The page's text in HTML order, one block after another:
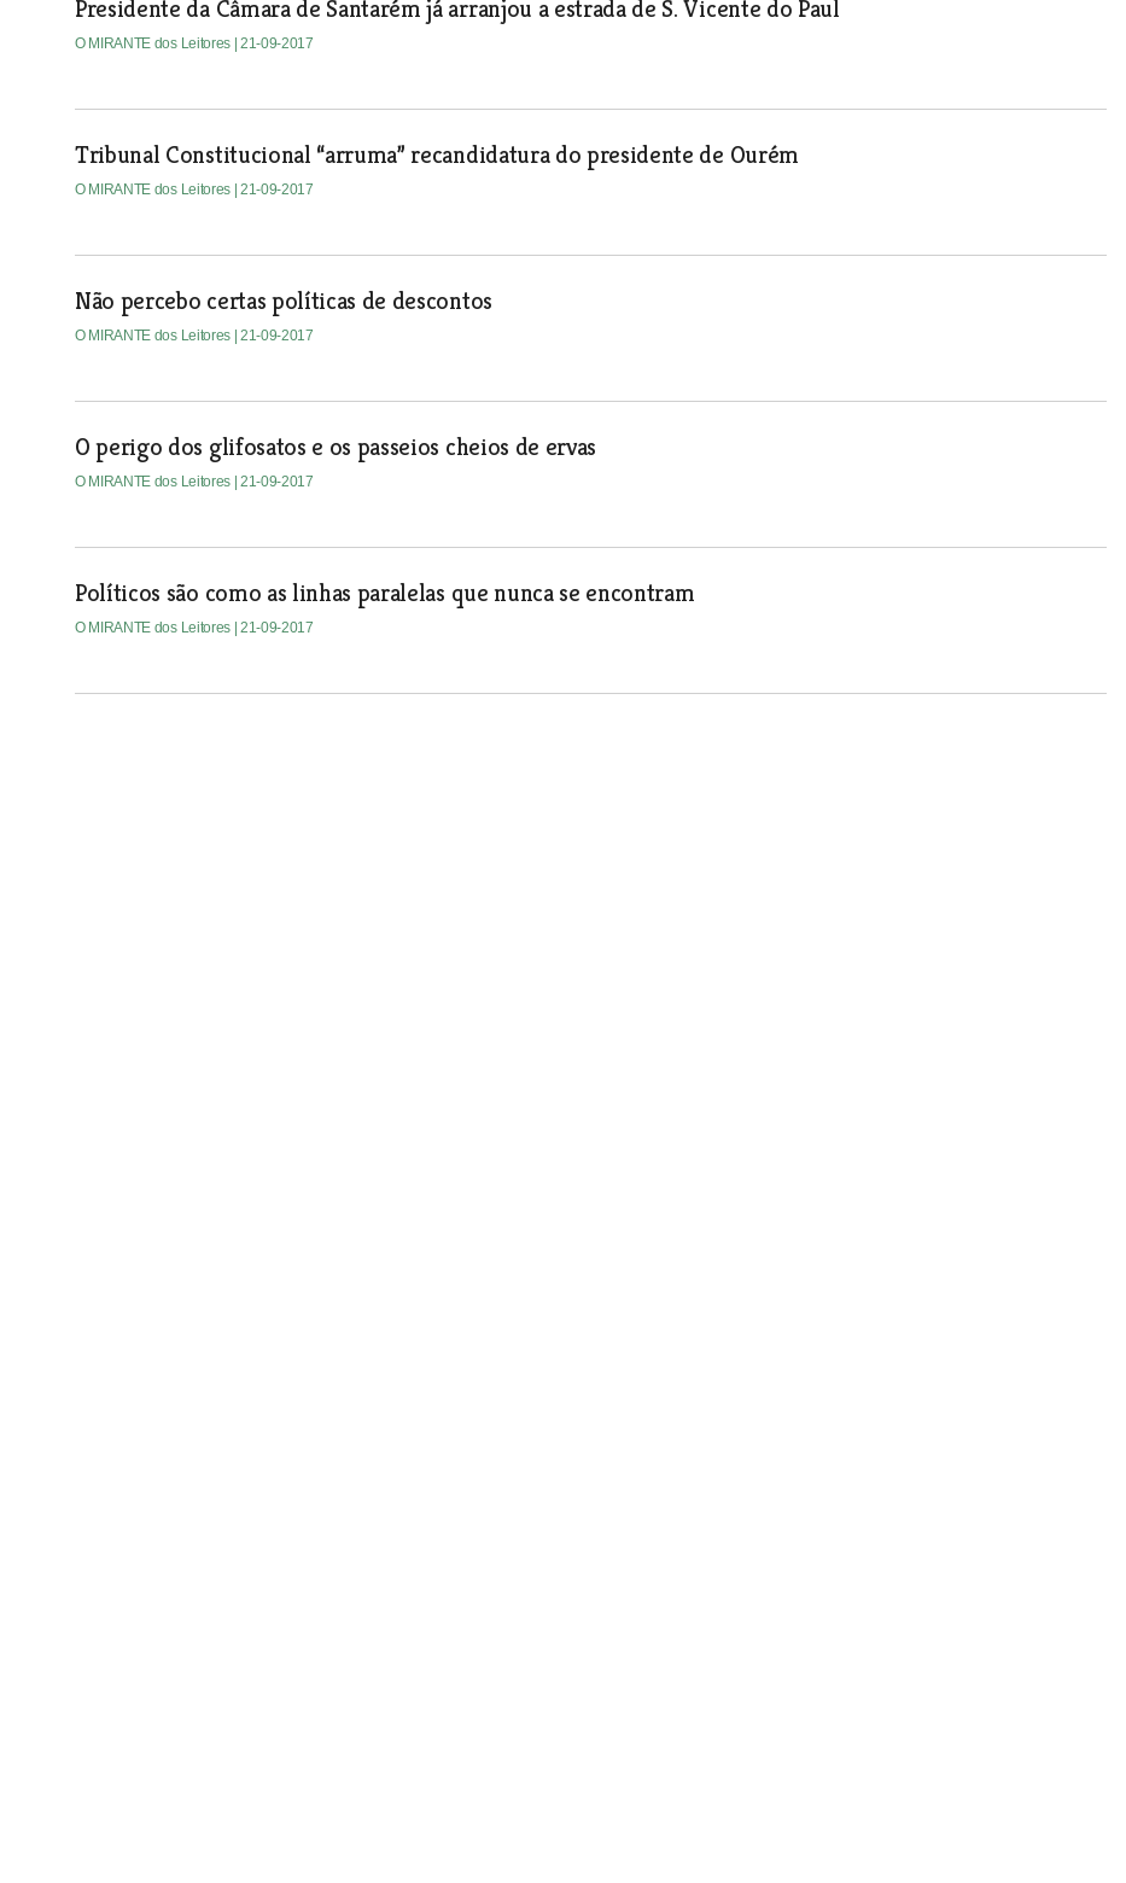
Presidente da Câmara de Santarém já arranjou a estrada de S. Vicente do Paul
O MIRANTE dos Leitores | 21-09-2017
Tribunal Constitucional “arruma” recandidatura do presidente de Ourém
O MIRANTE dos Leitores | 21-09-2017
Não percebo certas políticas de descontos
O MIRANTE dos Leitores | 21-09-2017
O perigo dos glifosatos e os passeios cheios de ervas
O MIRANTE dos Leitores | 21-09-2017
Políticos são como as linhas paralelas que nunca se encontram
O MIRANTE dos Leitores | 21-09-2017